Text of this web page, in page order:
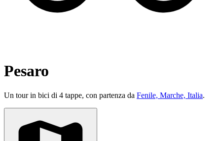
Pesaro
Un tour in bici di 4 tappe, con partenza da Fenile, Marche, Italia.